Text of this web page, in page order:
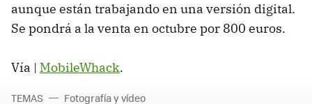
aunque están trabajando en una versión digital.
Se pondrá a la venta en octubre por 800 euros.
Vía | MobileWhack.
TEMAS Fotografía y vídeo